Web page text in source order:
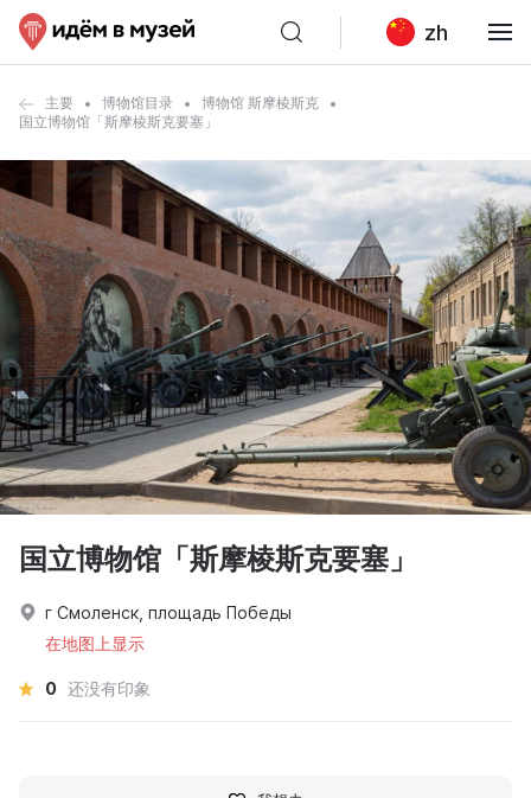
zh
主要 博物馆目录
博物馆 斯摩棱斯克
国立博物馆「斯摩棱斯克要塞」
国立博物馆「斯摩棱斯克要塞」
г Смоленск, площадь Победы
在地图上显示
0 还没有印象